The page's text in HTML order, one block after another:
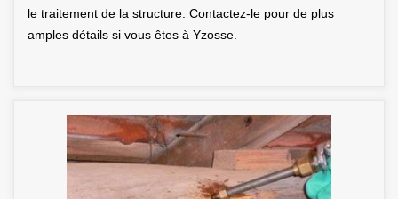
le traitement de la structure. Contactez-le pour de plus
amples détails si vous êtes à Yzosse.